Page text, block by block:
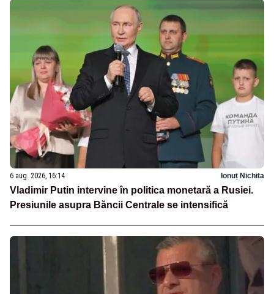
6 aug. 2026, 16:14 Ionuț Nichita
Vladimir Putin intervine în politica monetară a Rusiei.
Presiunile asupra Băncii Centrale se intensifică